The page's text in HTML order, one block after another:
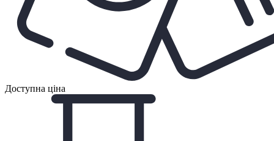
Доступна ціна